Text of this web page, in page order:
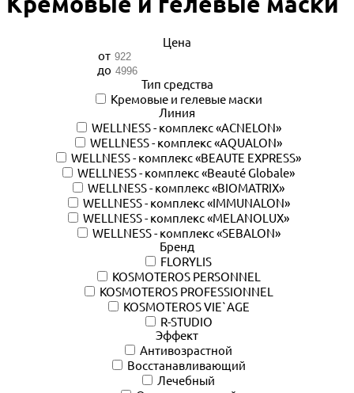
Цена
от
до
Тип средства
Кремовые и гелевые маски
Линия
WELLNESS - комплекс «ACNELON»
WELLNESS - комплекс «AQUALON»
WELLNESS - комплекс «BEAUTE EXPRESS»
WELLNESS - комплекс «Beauté Globale»
WELLNESS - комплекс «BIOMATRIX»
WELLNESS - комплекс «IMMUNALON»
WELLNESS - комплекс «MELANOLUX»
WELLNESS - комплекс «SEBALON»
Бренд
FLORYLIS
KOSMOTEROS PERSONNEL
KOSMOTEROS PROFESSIONNEL
KOSMOTEROS VIE`AGE
R-STUDIO
Эффект
Антивозрастной
Восстанавливающий
Лечебный